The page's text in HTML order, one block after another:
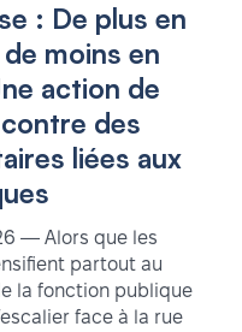
: De plus en
moins en
action de
des
liées aux
— Alors que les
partout au
la fonction publique
face à la rue